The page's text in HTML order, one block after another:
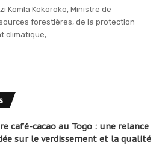
Komla Kokoroko, Ministre de
forestières, de la protection
climatique,…
café-cacao au Togo : une relance
sur le verdissement et la qualité